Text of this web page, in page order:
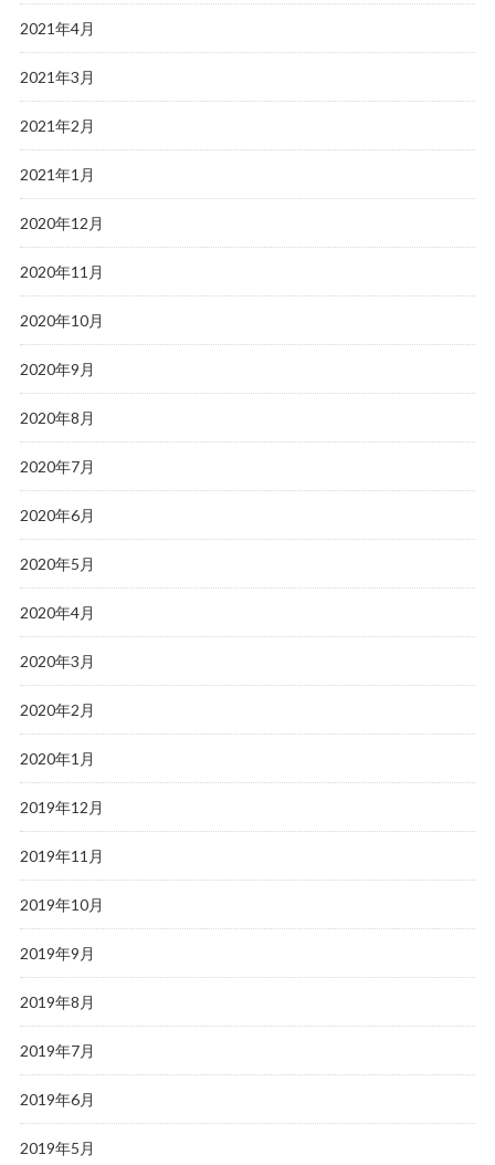
2021年4月
2021年3月
2021年2月
2021年1月
2020年12月
2020年11月
2020年10月
2020年9月
2020年8月
2020年7月
2020年6月
2020年5月
2020年4月
2020年3月
2020年2月
2020年1月
2019年12月
2019年11月
2019年10月
2019年9月
2019年8月
2019年7月
2019年6月
2019年5月